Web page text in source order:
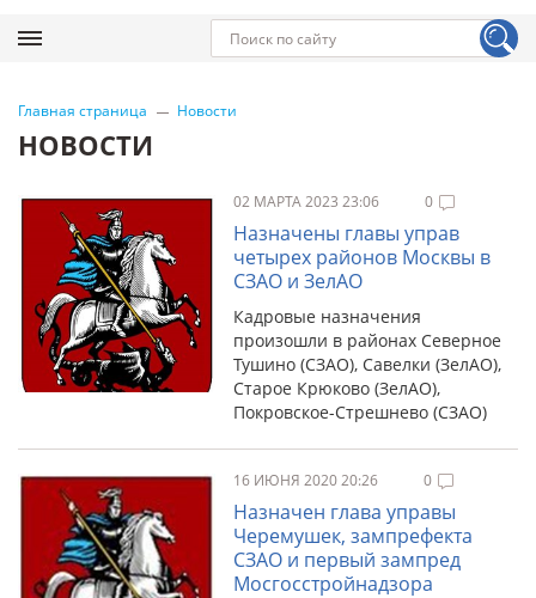
Главная страница Новости
НОВОСТИ
02 МАРТА 2023 23:06 0
Назначены главы управ
четырех районов Москвы в
СЗАО и ЗелАО
Кадровые назначения
произошли в районах Северное
Тушино (СЗАО), Савелки (ЗелАО),
Старое Крюково (ЗелАО),
Покровское-Стрешнево (СЗАО)
16 ИЮНЯ 2020 20:26 0
Назначен глава управы
Черемушек, зампрефекта
СЗАО и первый зампред
Мосгосстройнадзора